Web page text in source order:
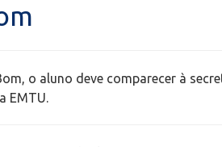
o aluno deve comparecer à
EMTU.